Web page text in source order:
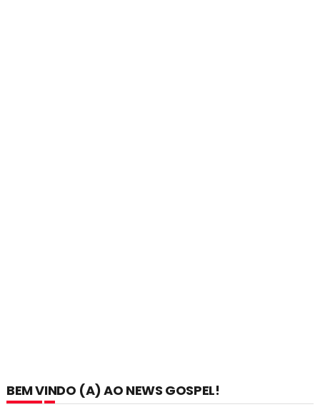
BEM VINDO (A) AO NEWS GOSPEL!